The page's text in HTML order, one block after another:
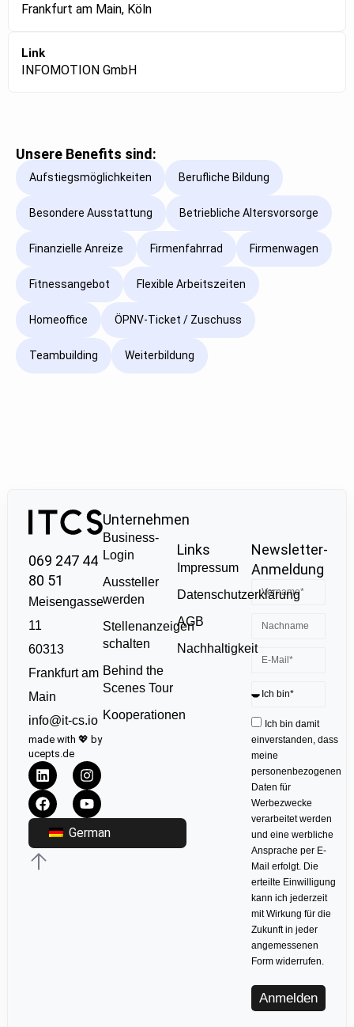
Frankfurt am Main, Köln
Link
INFOMOTION GmbH
Unsere Benefits sind:
Aufstiegsmöglichkeiten Berufliche Bildung
Besondere Ausstattung Betriebliche Altersvorsorge
Finanzielle Anreize Firmenfahrrad Firmenwagen
Fitnessangebot Flexible Arbeitszeiten
Homeoffice ÖPNV-Ticket / Zuschuss
Teambuilding Weiterbildung
069 247 44
80 51
Meisengasse
11
60313
Frankfurt am
Main
info@it-cs.io
made with 💖 by
ucepts.de
German
Unternehmen
Business-
Login
Aussteller
werden
Stellenanzeigen
schalten
Behind the
Scenes Tour
Kooperationen
Links
Impressum
Datenschutzerklärung
AGB
Nachhaltigkeit
Newsletter-
Anmeldung
Ich bin damit
einverstanden, dass
meine
personenbezogenen
Daten für
Werbezwecke
verarbeitet werden
und eine werbliche
Ansprache per E-
Mail erfolgt. Die
erteilte Einwilligung
kann ich jederzeit
mit Wirkung für die
Zukunft in jeder
angemessenen
Form widerrufen.
Anmelden